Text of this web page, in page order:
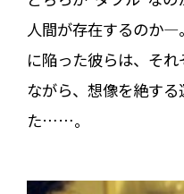
人間が存在するのか―
に陥った彼らは、そ
ながら、想像を絶す
た……。